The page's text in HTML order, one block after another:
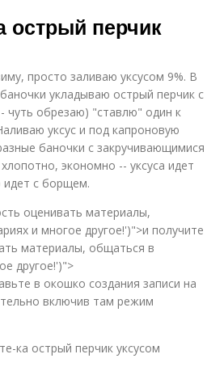
острый перчик
просто заливаю уксусом 9%. В
укладываю острый перчик с
чуть обрезаю) "ставлю" один к
уксус и под капроновую
баночки с закручивающимися
экономно -- уксуса идет
идет с борщем.
оценивать материалы,
и многое другое!')">и получите
материалы, общаться в
другое!')">
в окошко создания записи на
включив там режим
ка острый перчик уксусом